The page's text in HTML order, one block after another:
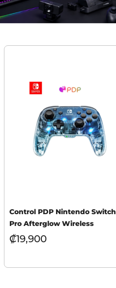
Control PDP Nintendo Switch
Pro Afterglow Wireless
₡19,900